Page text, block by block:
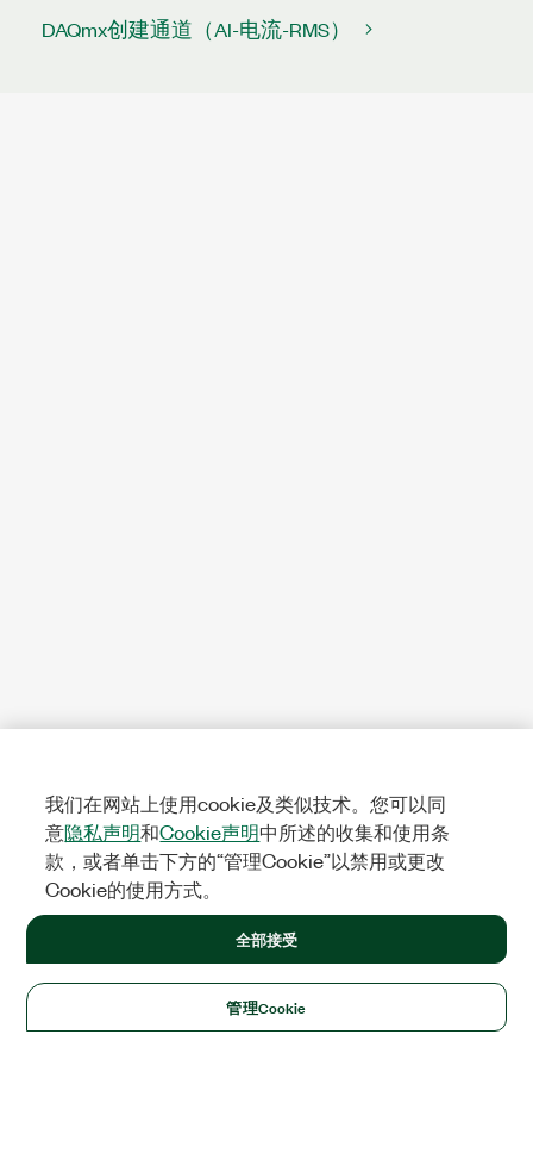
DAQmx创建通道（AI-电流-RMS）
我们在网站上使用cookie及类似技术。您可以同
意隐私声明和Cookie声明中所述的收集和使用条
款，或者单击下方的“管理Cookie”以禁用或更改
Cookie的使用方式。
管理Cookie
全部接受